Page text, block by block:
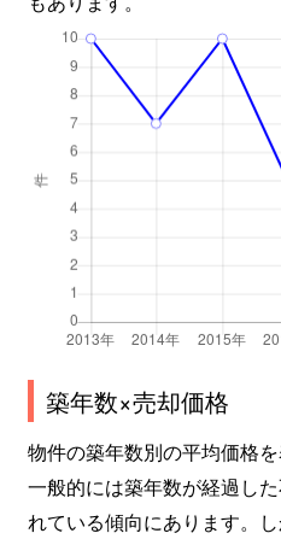
築年数×売却価格
物件の築年数別の平均価格を
一般的には築年数が経過し
れている傾向にあります。